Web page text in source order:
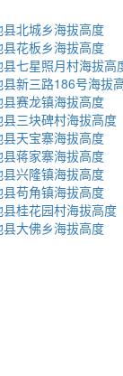
北城乡海拔高度
花板乡海拔高度
七星照月村海拔高
新三路186号海拔
赛龙镇海拔高度
三块碑村海拔高度
天宝寨海拔高度
蒋家寨海拔高度
兴隆镇海拔高度
苟角镇海拔高度
桂花园村海拔高度
大佛乡海拔高度